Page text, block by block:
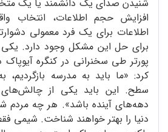
شنیدن صدای یک دانشمند یا یک
افزایش حجم اطلاعات، انتخاب
اطلاعات برای یک فرد معمولی
برای حل این مشکل وجود دارد. یکی
کرد: «ما باید به مدرسه بازگردیم،
سطح. این باید یکی از چالش‌های
دهه‌های آینده باشد». هر چه مردم
دنیا را بهتر خواهند شناخت. شیمی